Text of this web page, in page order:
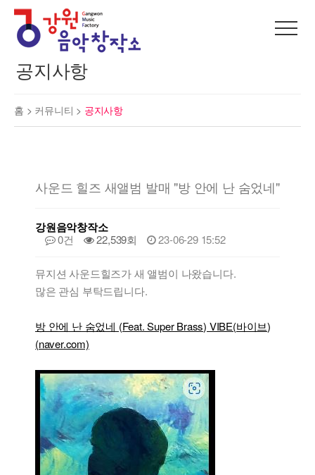
공지사항
홈 > 커뮤니티 > 공지사항
사운드 힐즈 새앨범 발매 "방 안에 난 숨었네"
강원음악창작소
0건 22,539회 23-06-29 15:52
뮤지션 사운드힐즈가 새 앨범이 나왔습니다.
많은 관심 부탁드립니다.
방 안에 난 숨었네 (Feat. Super Brass) VIBE(바이브)
(naver.com)